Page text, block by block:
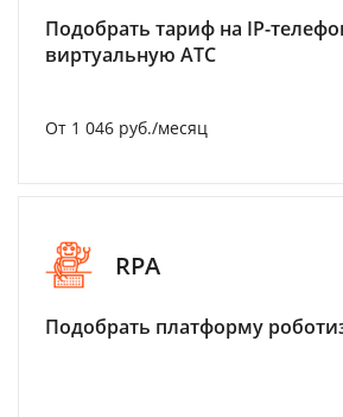
Подобрать тариф на IP-
виртуальную АТС
От 1 046 руб./месяц
RPA
Подобрать платформу